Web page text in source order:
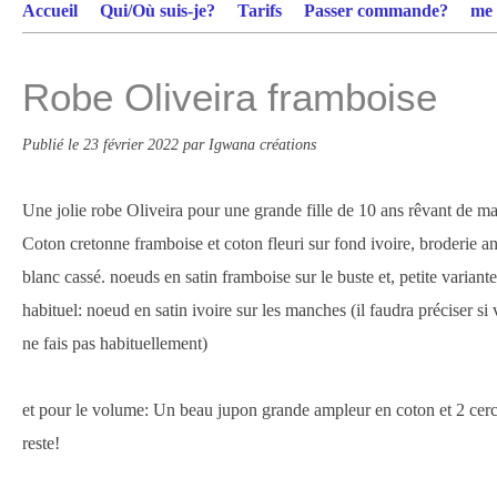
Accueil Qui/Où suis-je? Tarifs Passer commande?
Robe Oliveira framboise
Publié le 23 février 2022 par Igwana créations
Une jolie robe Oliveira pour une grande fille de 10 ans rêvant de
Coton cretonne framboise et coton fleuri sur fond ivoire, broderie
blanc cassé. noeuds en satin framboise sur le buste et, petite
habituel: noeud en satin ivoire sur les manches (il faudra préciser si
ne fais pas habituellement)
et pour le volume: Un beau jupon grande ampleur en coton et 2
reste!